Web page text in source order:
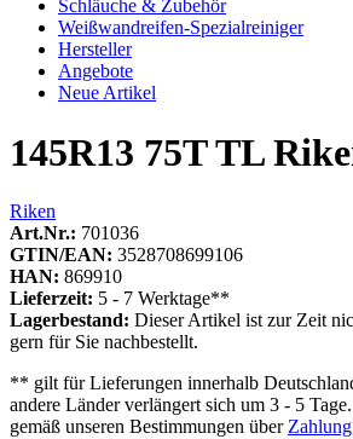
Schläuche & Zubehör
Weißwandreifen-Spezialreiniger
Hersteller
Angebote
Neue Artikel
145R13 75T TL
Riken
Art.Nr.: 701036
GTIN/EAN: 3528708699106
HAN: 869910
Lieferzeit: 5 - 7 Werktage**
Lagerbestand: Dieser Artikel ist zur Zeit
gern für Sie nachbestellt.
** gilt für Lieferungen innerhalb
andere Länder verlängert sich um 3 - 5
gemäß unseren Bestimmungen über